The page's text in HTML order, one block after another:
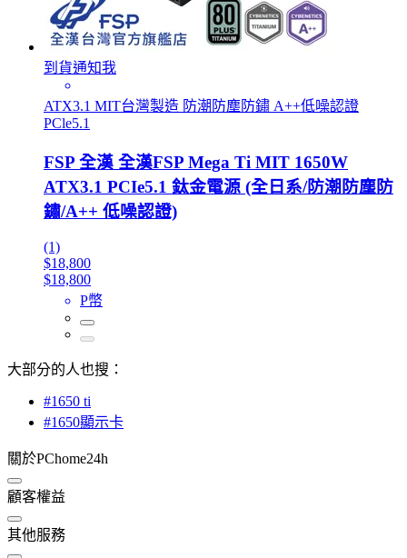
到貨通知我
ATX3.1 MIT台灣製造 防潮防塵防鏽 A++低噪認證
PCle5.1
FSP 全漢 全漢FSP Mega Ti MIT 1650W
ATX3.1 PCIe5.1 鈦金電源 (全日系/防潮防塵防
鏽/A++ 低噪認證)
(1)
$18,800
$18,800
P幣
大部分的人也搜：
#1650 ti
#1650顯示卡
關於PChome24h
顧客權益
其他服務